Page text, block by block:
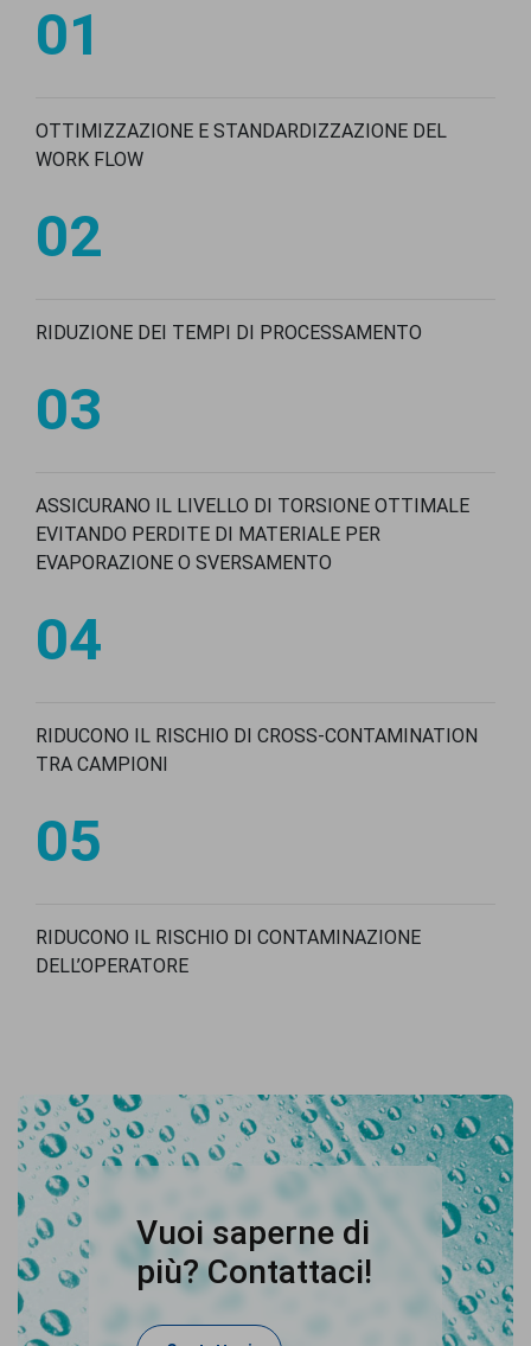
01
OTTIMIZZAZIONE E STANDARDIZZAZIONE DEL
WORK FLOW
02
RIDUZIONE DEI TEMPI DI PROCESSAMENTO
03
ASSICURANO IL LIVELLO DI TORSIONE OTTIMALE
EVITANDO PERDITE DI MATERIALE PER
EVAPORAZIONE O SVERSAMENTO
04
RIDUCONO IL RISCHIO DI CROSS-CONTAMINATION
TRA CAMPIONI
05
RIDUCONO IL RISCHIO DI CONTAMINAZIONE
DELL’OPERATORE
Vuoi saperne di
più? Contattaci!